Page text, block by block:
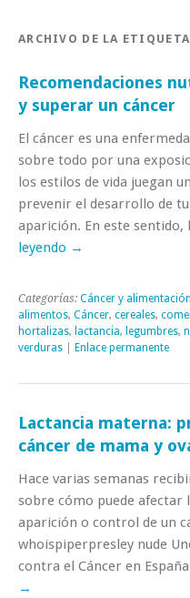
ARCHIVO DE LA
Recomendaciones
y superar un cáncer
El cáncer es una
sobre todo por una
los estilos de vida juegan
prevenir el desarrollo de
aparición. En este
leyendo →
Categorías: Cáncer y alimentación
alimentos, Cáncer, cereales,
hortalizas, lactancia, legumbres,
verduras
Enlace permanente
Lactancia materna:
cáncer de mama y
Hace varias semanas
sobre cómo puede afectar
aparición o control de un
whoispiperpresley nude
contra el Cáncer en
→